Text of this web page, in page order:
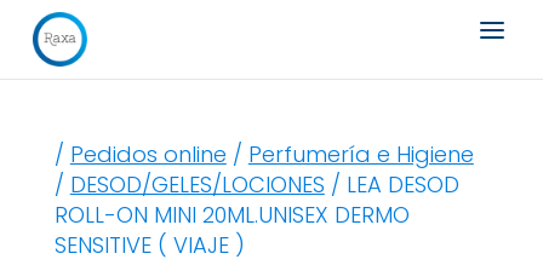
Búsqueda
de
productos
/ Pedidos online / Perfumería e Higiene
/ DESOD/GELES/LOCIONES / LEA DESOD
ROLL-ON MINI 20ML.UNISEX DERMO
SENSITIVE ( VIAJE )